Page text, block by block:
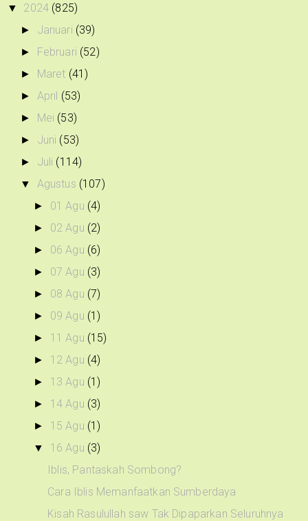
▼ 2024 (825)
► Januari (39)
► Februari (52)
► Maret (41)
► April (53)
► Mei (53)
► Juni (53)
► Juli (114)
▼ Agustus (107)
► 01 Agu (4)
► 02 Agu (2)
► 06 Agu (6)
► 07 Agu (3)
► 08 Agu (7)
► 09 Agu (1)
► 11 Agu (15)
► 12 Agu (4)
► 13 Agu (1)
► 14 Agu (3)
► 15 Agu (1)
▼ 16 Agu (3)
Iblis, Pantaskah Sombong?
Cara Iblis Memanfaatkan Sumberdaya
Kisah Rasulullah saw Tak Dipaparkan Seluruhnya